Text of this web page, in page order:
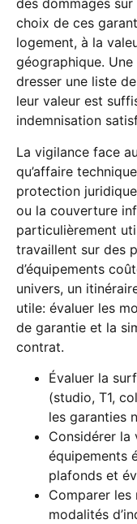
des dommages
choix de ces
logement, à la
géographique.
dresser une liste
leur valeur est
indemnisation
La vigilance face
qu’affaire
protection
ou la couverture
particulièrement
travaillent sur des
d’équipements
univers, un
utile: évaluer les
de garantie et la
contrat.
Évaluer la
(studio, T1,
les garanties
Considérer la
équipements
plafonds et
Comparer les
modalités